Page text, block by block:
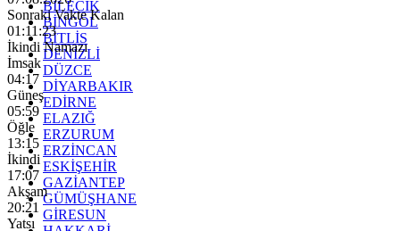
BİLECİK
BİNGÖL
BİTLİS
DENİZLİ
DÜZCE
DİYARBAKIR
EDİRNE
ELAZIĞ
ERZURUM
ERZİNCAN
ESKİŞEHİR
GAZİANTEP
GÜMÜŞHANE
GİRESUN
Sonraki Vakte Kalan
01:11:22
İkindi Namazı
İmsak
04:17
Güneş
05:59
Öğle
13:15
İkindi
17:07
Akşam
20:21
Yatsı